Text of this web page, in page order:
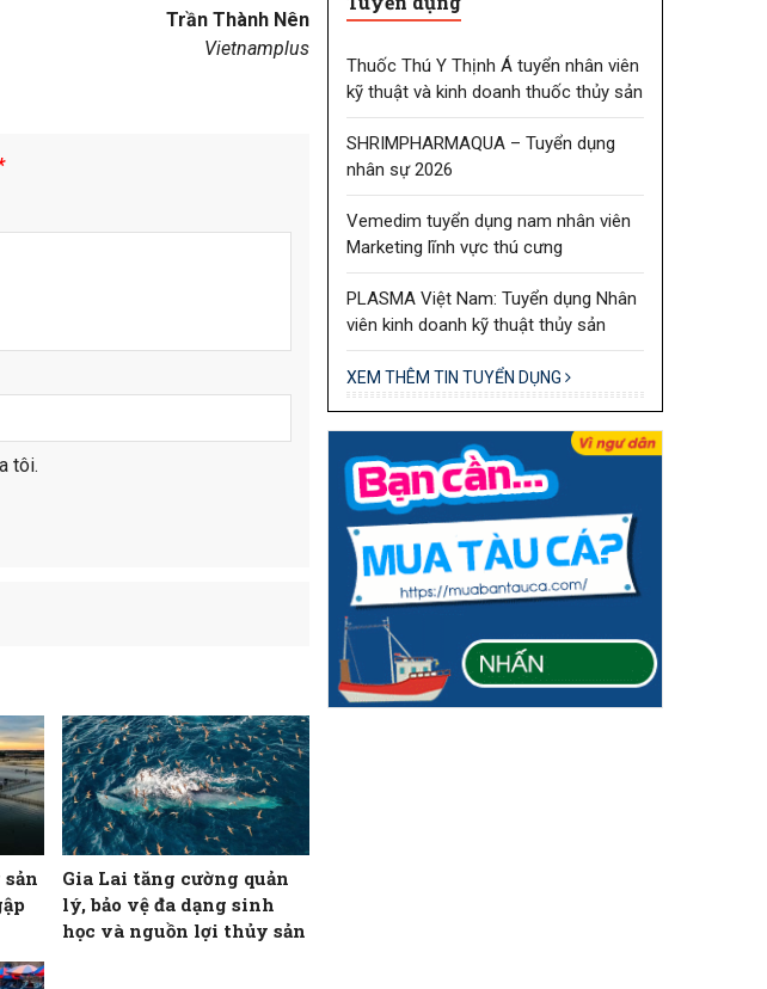
Trần Thành Nên
Vietnamplus
tôi.
Gia Lai tăng cường quản
lý, bảo vệ đa dạng sinh
học và nguồn lợi thủy sản
Thuốc Thú Y Thịnh Á tuyển nhân viên
kỹ thuật và kinh doanh thuốc thủy sản
SHRIMPHARMAQUA – Tuyển dụng
nhân sự 2026
Vemedim tuyển dụng nam nhân viên
Marketing lĩnh vực thú cưng
PLASMA Việt Nam: Tuyển dụng Nhân
viên kinh doanh kỹ thuật thủy sản
XEM THÊM TIN TUYỂN DỤNG